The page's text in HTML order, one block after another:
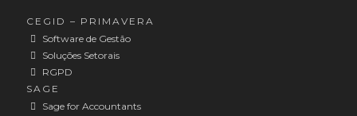
CEGID – PRIMAVERA
Software de Gestão
Soluções Setorais
RGPD
SAGE
Sage for Accountants